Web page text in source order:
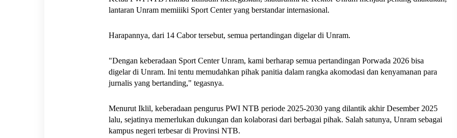
lantaran Unram memiiiki Sport Center yang berstandar internasional.
Harapannya, dari 14 Cabor tersebut, semua pertandingan digelar di Unram.
"Dengan keberadaan Sport Center Unram, kami berharap semua pertandingan Porwada 2026 bisa
digelar di Unram. Ini tentu memudahkan pihak panitia dalam rangka akomodasi dan kenyamanan para
jurnalis yang bertanding," tegasnya.
Menurut Iklil, keberadaan pengurus PWI NTB periode 2025-2030 yang dilantik akhir Desember 2025
lalu, sejatinya memerlukan dukungan dan kolaborasi dari berbagai pihak. Salah satunya, Unram sebagai
kampus negeri terbesar di Provinsi NTB.